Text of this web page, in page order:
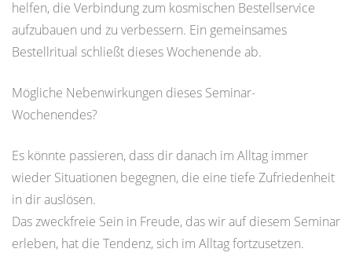
helfen, die Verbindung zum kosmischen Bestellservice
aufzubauen und zu verbessern. Ein gemeinsames
Bestellritual schließt dieses Wochenende ab.
Mögliche Nebenwirkungen dieses Seminar-
Wochenendes?
Es könnte passieren, dass dir danach im Alltag immer
wieder Situationen begegnen, die eine tiefe Zufriedenheit
in dir auslösen.
Das zweckfreie Sein in Freude, das wir auf diesem Seminar
erleben, hat die Tendenz, sich im Alltag fortzusetzen.